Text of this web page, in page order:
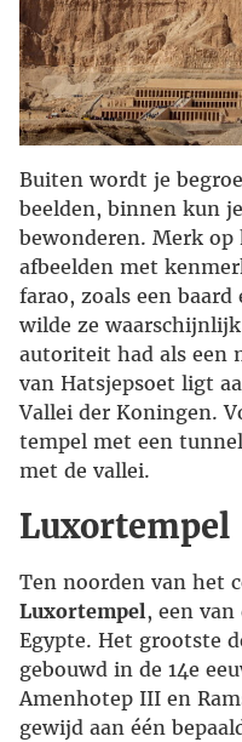
Buiten wordt je
beelden, binnen kun
bewonderen. Merk
afbeelden met
farao, zoals een
wilde ze
autoriteit had als een
van Hatsjepsoet ligt
Vallei der Koningen.
tempel met een
met de vallei.
Luxortempel
Ten noorden van het
Luxortempel, een
Egypte. Het grootste
gebouwd in de 14e
Amenhotep III en
gewijd aan één